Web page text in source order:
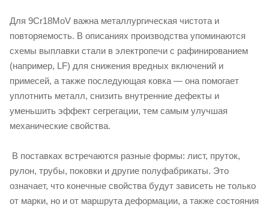
Для 9Cr18MoV важна металлургическая чистота и
повторяемость. В описаниях производства упоминаются
схемы выплавки стали в электропечи с рафинированием
(например, LF) для снижения вредных включений и
примесей, а также последующая ковка — она помогает
уплотнить металл, снизить внутренние дефекты и
уменьшить эффект сегрегации, тем самым улучшая
механические свойства.
В поставках встречаются разные формы: лист, пруток,
рулон, трубы, поковки и другие полуфабрикаты. Это
означает, что конечные свойства будут зависеть не только
от марки, но и от маршрута деформации, а также состояния